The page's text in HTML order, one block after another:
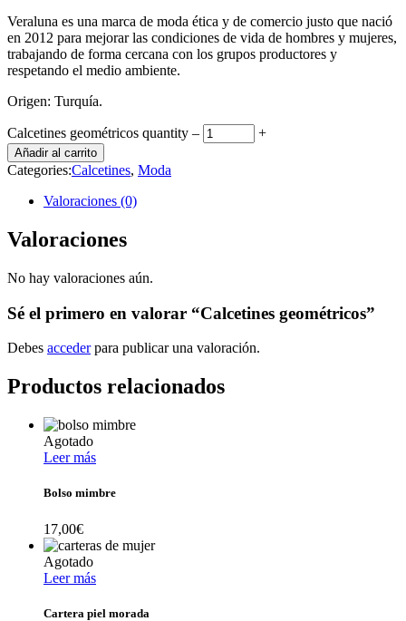
Veraluna es una marca de moda ética y de comercio justo que nació
en 2012 para mejorar las condiciones de vida de hombres y mujeres,
trabajando de forma cercana con los grupos productores y
respetando el medio ambiente.
Origen: Turquía.
Calcetines geométricos quantity ‒ +
Añadir al carrito
Categories:Calcetines, Moda
Valoraciones (0)
Valoraciones
No hay valoraciones aún.
Sé el primero en valorar “Calcetines geométricos”
Debes accederpara publicar una valoración.
Productos relacionados
Agotado
Leer más
Bolso mimbre
17,00€
Agotado
Leer más
Cartera piel morada